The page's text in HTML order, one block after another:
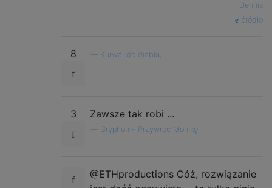
Dennis
źródło
8 Kurwa, do diabła,
3 Zawsze tak robi ...
Gryphon - Przywróć Monikę
@ETHproductions Cóż, rozwiązanie